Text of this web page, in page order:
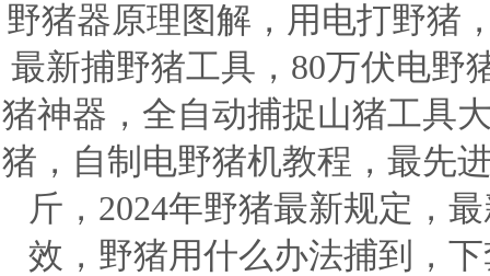
野猪器原理图解，用电打野猪
最新捕野猪工具，80万伏电野
猪神器，全自动捕捉山猪工具
猪，自制电野猪机教程，最先
斤，2024年野猪最新规定，
效，野猪用什么办法捕到，